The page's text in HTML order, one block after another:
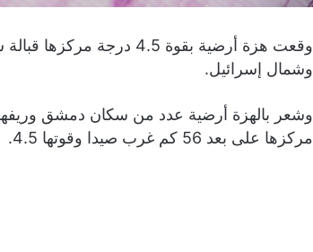
وقعت هزة أرضية بقوة 4.5
وشمال إسرائيل.
وشعر بالهزة أرضية عدد من سكان دمشق
مركزها على بعد 56 كم غرب صيدا وقوتها 4.5.